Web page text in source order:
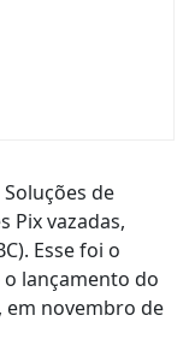
de
Pix vazadas,
Esse foi o
lançamento do
em novembro de